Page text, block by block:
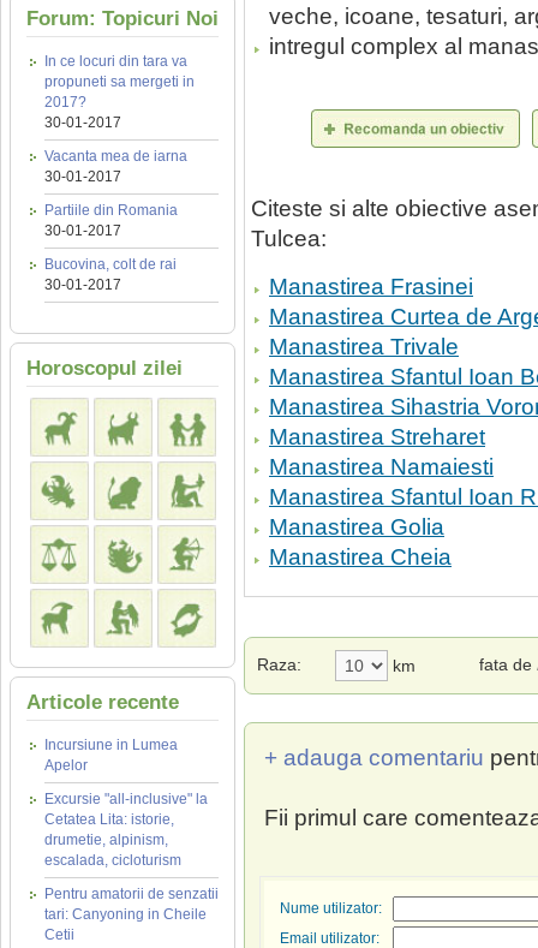
Forum: Topicuri Noi
In ce locuri din tara va
propuneti sa mergeti in
2017?
30-01-2017
Vacanta mea de iarna
30-01-2017
Partiile din Romania
30-01-2017
Bucovina, colt de rai
30-01-2017
Horoscopul zilei
Articole recente
Incursiune in Lumea
Apelor
Excursie "all-inclusive" la
Cetatea Lita: istorie,
drumetie, alpinism,
escalada, cicloturism
Pentru amatorii de senzatii
tari: Canyoning in Cheile
Cetii
veche, icoane, tesaturi,
intregul complex al
Citeste si alte obiective
Tulcea:
Manastirea Frasinei
Manastirea Curtea de
Manastirea Trivale
Manastirea Sfantul Ioan
Manastirea Sihastria
Manastirea Streharet
Manastirea Namaiesti
Manastirea Sfantul Ioan
Manastirea Golia
Manastirea Cheia
Raza: km fata de
+ adauga comentariu
Fii primul care
Nume utilizator:
Email utilizator: